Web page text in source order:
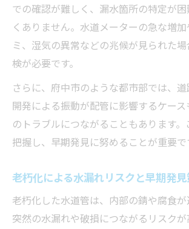
水道管水漏れ調査時の費用相
見つからない水漏れの原因と
所
東京都水道局の減免や市役所への
水漏れ時に利用できる減免制
東京都水道局への水漏れ報告
れ
修繕報告書ダウンロードの活用
市役所相談窓口を活用した費
での確認が難しく、漏水箇所の特定が
くありません。水道メーターの急な増
ミ、湿気の異常などの兆候が見られた
検が必要です。
さらに、府中市のような都市部では、
開発による振動が配管に影響するケー
のトラブルにつながることもあります
把握し、早期発見に努めることが重要で
老朽化による水漏れリスクと早期発
老朽化した水道管は、内部の錆や腐食が
突然の水漏れや破損につながるリスク